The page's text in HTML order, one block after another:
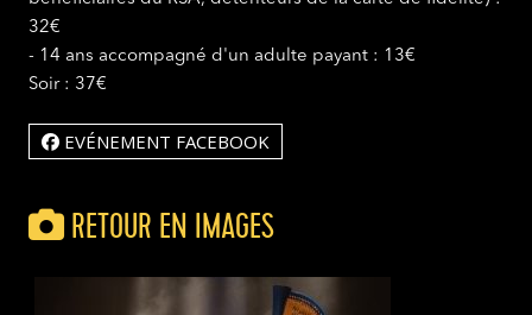
32€
- 14 ans accompagné d'un adulte payant : 13€
Soir : 37€
EVÉNEMENT FACEBOOK
RETOUR EN IMAGES